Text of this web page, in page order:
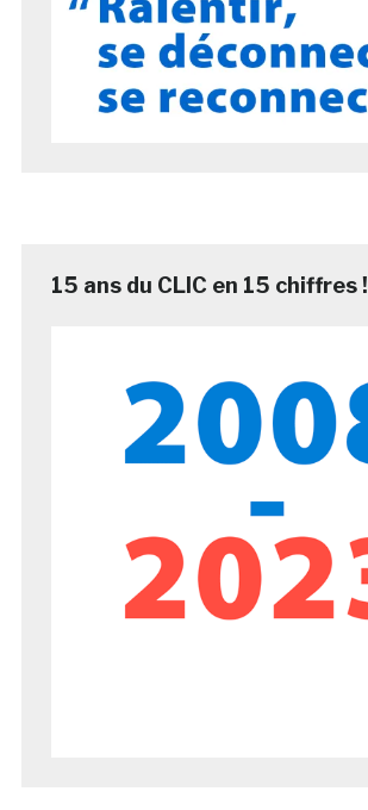
15 ans du CLIC en 15 chiffres !